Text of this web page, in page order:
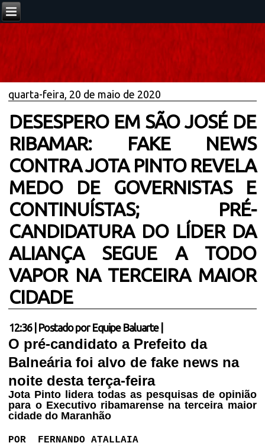
quarta-feira, 20 de maio de 2020
DESESPERO EM SÃO JOSÉ DE
RIBAMAR: FAKE NEWS
CONTRA JOTA PINTO REVELA
MEDO DE GOVERNISTAS E
CONTINUÍSTAS; PRÉ-
CANDIDATURA DO LÍDER DA
ALIANÇA SEGUE A TODO
VAPOR NA TERCEIRA MAIOR
CIDADE
12:36| Postado por Equipe Baluarte
O pré-candidato a Prefeito da
Balneária foi alvo de fake news na
noite desta terça-feira
Jota Pinto lidera todas as pesquisas de opinião
para o Executivo ribamarense na terceira maior
cidade do Maranhão
POR
FERNANDO ATALLAIA